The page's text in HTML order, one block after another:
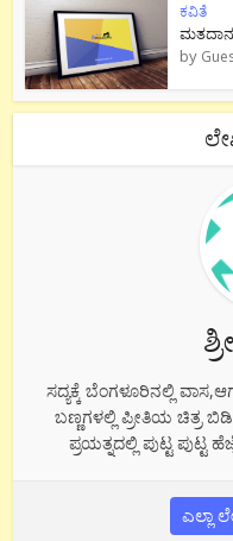
ಕವಿತೆ
ಮತದಾನ
by
ಸದ್ಯಕ್ಕೆ ಬೆಂಗಳೂರಿನಲ್ಲಿ
ಬಣ್ಣಗಳಲ್ಲಿ ಪ್ರೀತಿಯ ಚಿತ್ರ
ಪ್ರಯತ್ನದಲ್ಲಿ ಪುಟ್ಟ ಪುಟ್ಟ
ಎಲ್ಲಾ